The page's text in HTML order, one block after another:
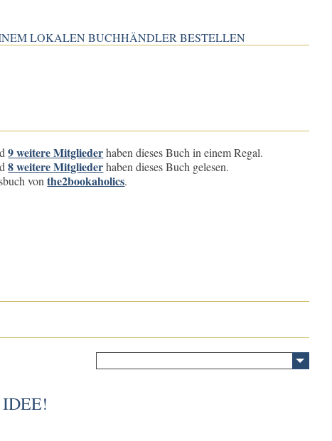
LOKALEN BUCHHÄNDLER BESTELLEN
9 weitere Mitgliederhaben dieses Buch in einem Regal.
8 weitere Mitgliederhaben dieses Buch gelesen.
vonthe2bookaholics.